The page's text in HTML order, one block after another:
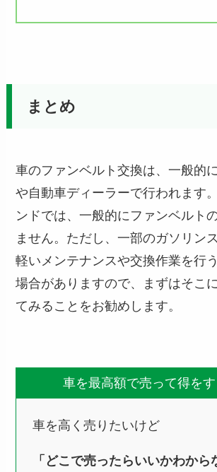
まとめ
車のファンベルト交換は、一般的
や自動車ディーラーで行われます
ンドでは、一般的にファンベルト
ません。ただし、一部のガソリン
軽いメンテナンスや交換作業を行
場合がありますので、まずはそこ
てみることをお勧めします。
車を最高額で売って得を
車を高く売りたいけど
「どこで売ったらいいかわから